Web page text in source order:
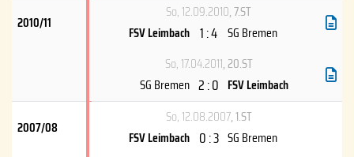
2010/11
So, 12.09.2010, 7.ST
FSV Leimbach 1 : 4 SG Bremen
So, 17.04.2011, 20.ST
SG Bremen 2 : 0 FSV Leimbach
2007/08
So, 12.08.2007, 1.ST
FSV Leimbach 0 : 3 SG Bremen